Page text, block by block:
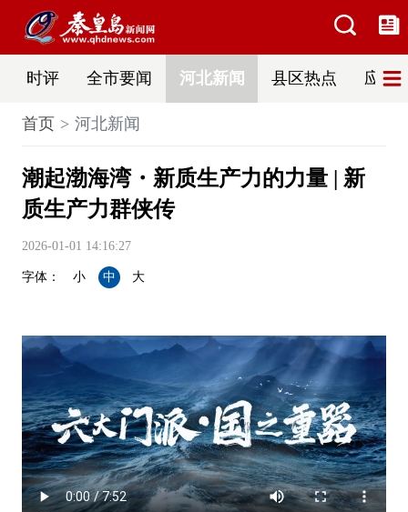
时评 全市要闻 河北新闻 县区热点 应急
首页 河北新闻
潮起渤海湾・新质生产力的力量 | 新
质生产力群侠传
2026-01-01 14:16:27
字体： 小 中 大